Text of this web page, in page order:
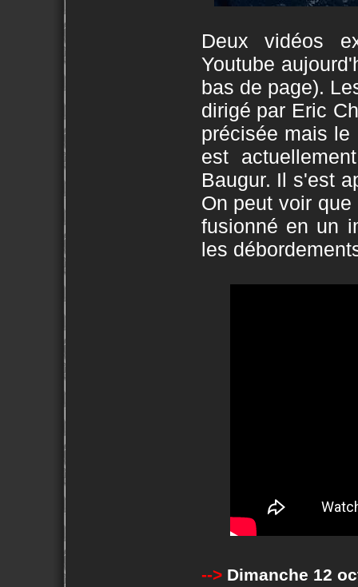
Deux vidéos
Youtube
bas de page).
dirigé par Eric
précisée mais
est
Baugur. Il s'est
On peut voir
fusionné en un
les
-->Dimanche 12